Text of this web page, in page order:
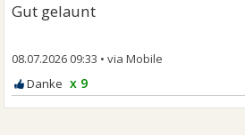
Gut gelaunt
08.07.2026 09:33 •
x 9